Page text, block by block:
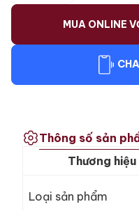
MUA ONLINE
Thông số sản
Thương hiệu
Loại sản phẩm